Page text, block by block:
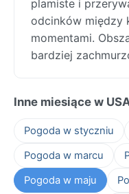
plamiste i
odcinków między
momentami.
bardziej
Inne miesiące w
Pogoda w styczniu
Pogoda w marcu
Pogoda w maju